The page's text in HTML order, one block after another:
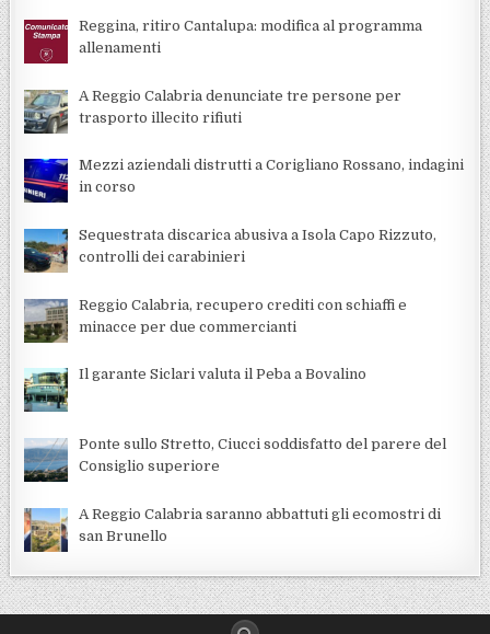
Reggina, ritiro Cantalupa: modifica al programma
allenamenti
A Reggio Calabria denunciate tre persone per
trasporto illecito rifiuti
Mezzi aziendali distrutti a Corigliano Rossano, indagini
in corso
Sequestrata discarica abusiva a Isola Capo Rizzuto,
controlli dei carabinieri
Reggio Calabria, recupero crediti con schiaffi e
minacce per due commercianti
Il garante Siclari valuta il Peba a Bovalino
Ponte sullo Stretto, Ciucci soddisfatto del parere del
Consiglio superiore
A Reggio Calabria saranno abbattuti gli ecomostri di
san Brunello